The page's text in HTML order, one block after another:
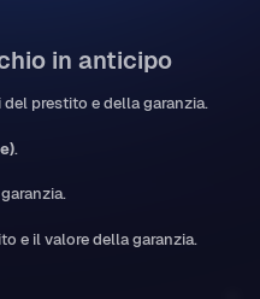
in anticipo
prestito e della garanzia.
.
e il valore della garanzia.